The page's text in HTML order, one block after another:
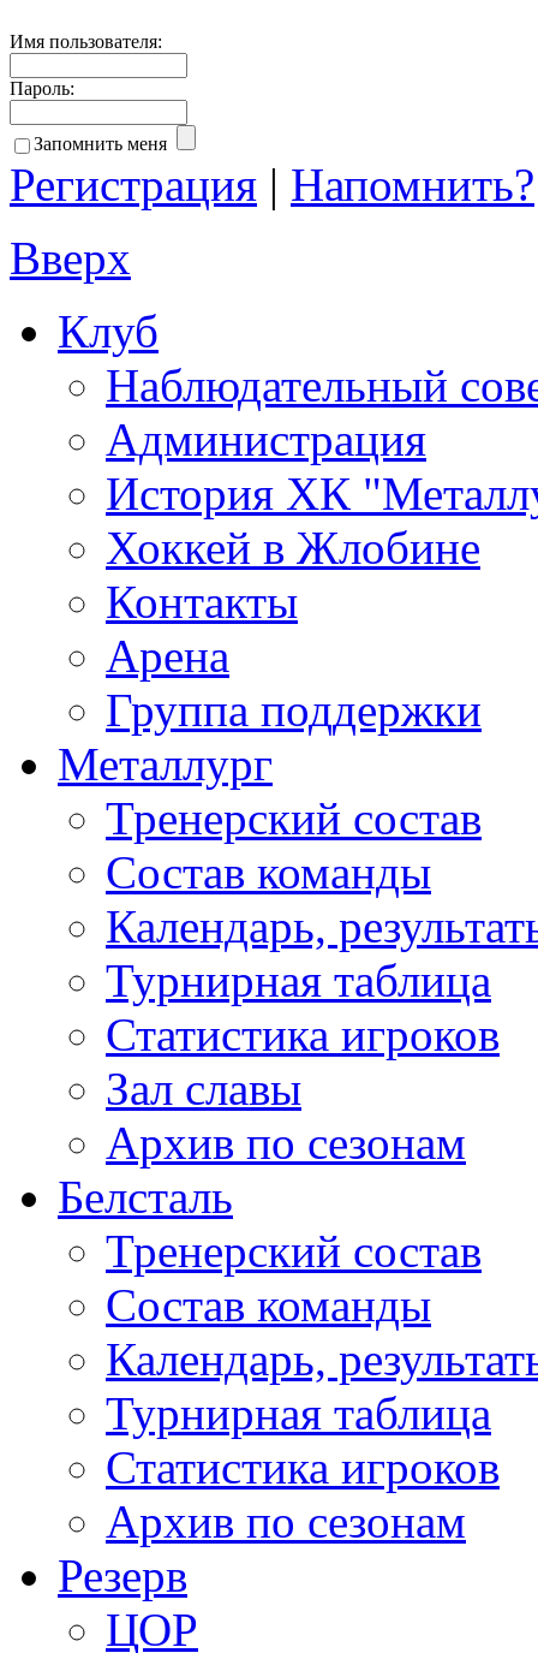
Имя пользователя:
Пароль:
Запомнить меня
Регистрация | Напомнить?
Вверх
Клуб
Наблюдательный
Администрация
История ХК
Хоккей в Жлобине
Контакты
Арена
Группа поддержки
Металлург
Тренерский состав
Состав команды
Календарь,
Турнирная таблица
Статистика игроков
Зал славы
Архив по сезонам
Белсталь
Тренерский состав
Состав команды
Календарь,
Турнирная таблица
Статистика игроков
Архив по сезонам
Резерв
ЦОР